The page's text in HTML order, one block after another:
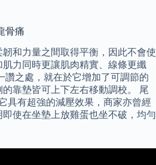
骨痛
和力量之間取得平衡，因此不會使
力同時更讓肌肉精實、線條更纖
讚之處，就在於它增加了可調節的
靠墊皆可上下左右移動調校。 尾
具有超強的減壓效果，商家亦曾經
使在坐墊上放雞蛋也坐不破，均勻